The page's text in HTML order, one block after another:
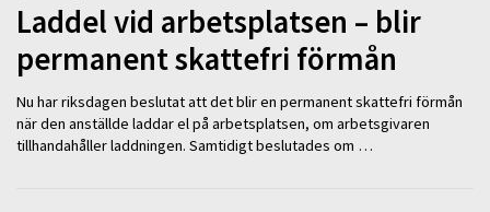
Laddel vid arbetsplatsen – blir
permanent skattefri förmån
Nu har riksdagen beslutat att det blir en permanent skattefri förmån
när den anställde laddar el på arbetsplatsen, om arbetsgivaren
tillhandahåller laddningen. Samtidigt beslutades om …